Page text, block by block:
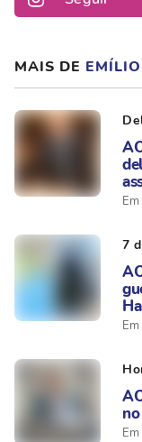
MAIS DE
7